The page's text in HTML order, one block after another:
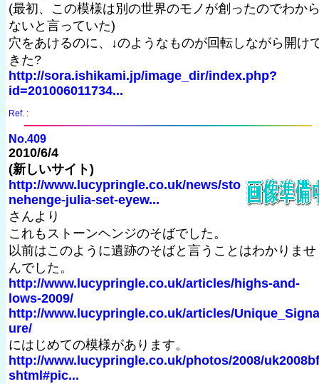
(最初、この模様は別の世界のモノが創ったのでわか
ないと言っていた)
穴をあけるのに、↓のようなものが回転しながら開け
きた?
http://sora.ishikami.jp/image_dir/index.php?
id=201006011734...
Ref. :
No.409
2010/6/4
(新しいサイト)
http://www.lucypringle.co.uk/news/sto
nehenge-julia-set-eyew...
さんより
これもストーンヘンジのそばでした。
以前はこのように遺跡のそばと言うことはわかりませ
んでした。
http://www.lucypringle.co.uk/articles/highs-and-
lows-2009/
http://www.lucypringle.co.uk/articles/
ure/
にはじめての模様があります。
http://www.lucypringle.co.uk/photos/2008/
shtml#pic...